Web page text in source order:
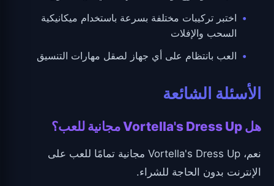
اختبر تركيبات مختلفة بسرعة باستخدام ميكانيكية
السحب والإفلات
العب بانتظام على أي جهاز لصقل مهارات التنسيق
الأسئلة الشائعة
هل Vortella's Dress Up مجانية للعب؟
نعم، Vortella's Dress Up مجانية تمامًا للعب على
الإنترنت بدون الحاجة للشراء.